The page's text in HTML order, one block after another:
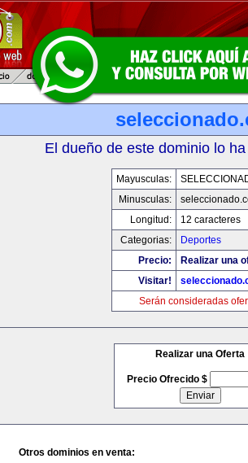
El dueño de este dominio lo
Mayusculas:
Minusculas:
Longitud:
12 caracteres
Categorias:
Deportes
Precio:
Realizar una
Visitar!
Serán consideradas
Realizar una Oferta
Precio Ofrecido $
Otros dominios en venta: